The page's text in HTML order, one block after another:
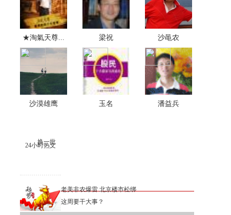
★淘氣天尊... 梁祝 沙黾农
沙漠雄鹰 玉名 潘益兵
24小时热文
换一批
老美非农爆雷 北京楼市松绑
这周要干大事？